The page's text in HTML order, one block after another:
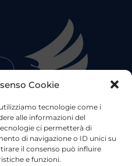
Cookie
tecnologie come i
alle informazioni del
ci permetterà di
di navigazione o ID unici su
il consenso può influire
e funzioni.
Lazio Live TV